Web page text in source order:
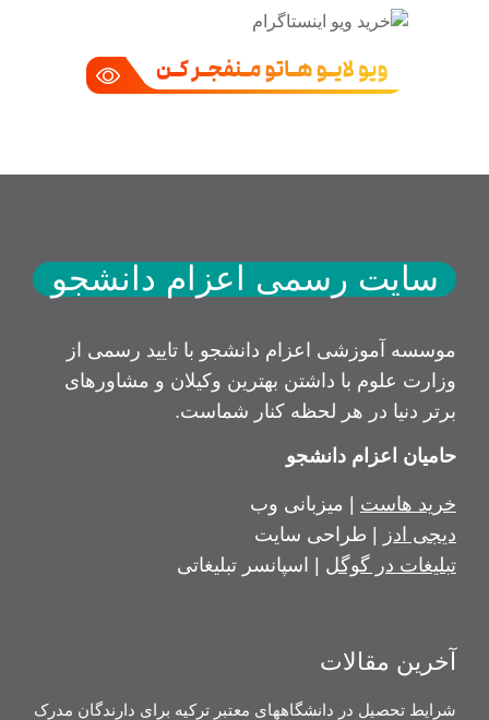
سایت رسمی اعزام دانشجو
موسسه آموزشی اعزام دانشجو با تایید رسمی از
وزارت علوم با داشتن بهترین وکیلان و مشاورهای
برتر دنیا در هر لحظه کنار شماست.
حامیان اعزام دانشجو
خرید هاست | میزبانی وب
دیجی ادز
| طراحی سایت
تبلیغات در گوگل | اسپانسر تبلیغاتی
آخرین مقالات
شرایط تحصیل در دانشگاههای معتبر ترکیه برای دارندگان مدرک